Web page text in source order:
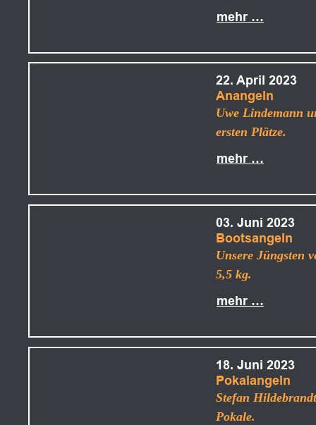
mehr …
22. April 2023
Anangeln
Uwe Lindemann
ersten Plätze.
mehr …
03. Juni 2023
Bootsangeln
Unsere Jüngsten
5,5 kg.
mehr …
18. Juni 2023
Pokalangeln
Stefan
Pokale.